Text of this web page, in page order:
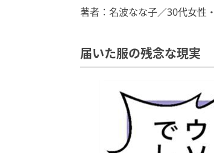
著者：名波なな子／30代女性
届いた服の残念な現実